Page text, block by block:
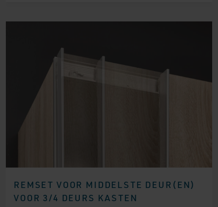
REMSET VOOR MIDDELSTE DEUR(EN)
VOOR 3/4 DEURS KASTEN